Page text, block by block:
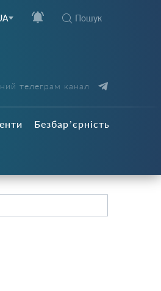
Пошук
телеграм канал
Безбар’єрність